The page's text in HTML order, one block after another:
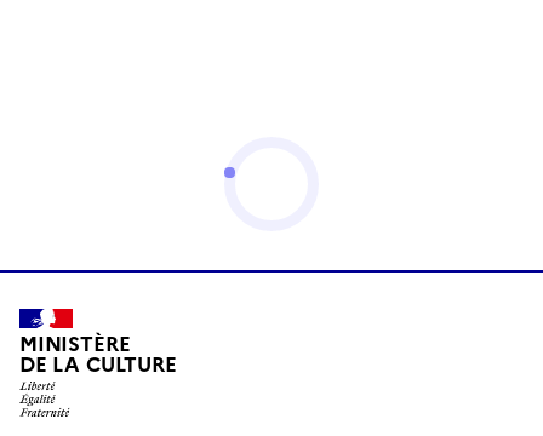
MINISTÈRE
DE LA CULTURE